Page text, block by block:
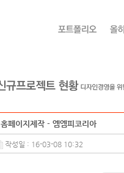
홈페이지제작 - 엠엠피코리아
작성일 : 16-03-08 10:32